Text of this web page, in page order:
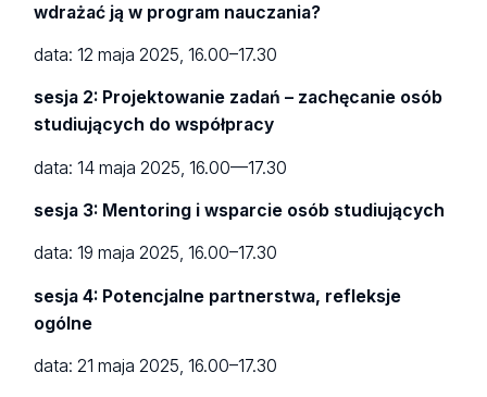
wdrażać ją w program nauczania?
data: 12 maja 2025, 16.00–17.30
sesja 2: Projektowanie zadań – zachęcanie osób
studiujących do współpracy
data: 14 maja 2025, 16.00—17.30
sesja 3: Mentoring i wsparcie osób studiujących
data: 19 maja 2025, 16.00–17.30
sesja 4: Potencjalne partnerstwa, refleksje
ogólne
data: 21 maja 2025, 16.00–17.30